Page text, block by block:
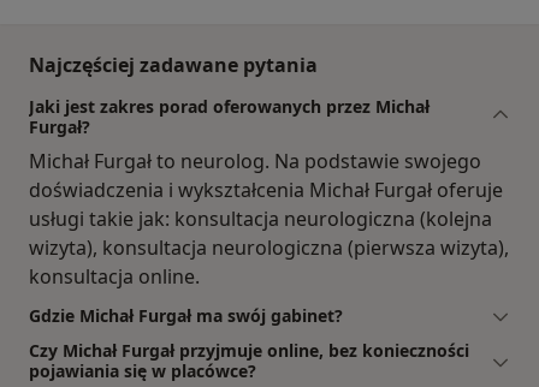
Najczęściej zadawane pytania
Jaki jest zakres porad oferowanych przez Michał
Furgał?
Michał Furgał to neurolog. Na podstawie swojego
doświadczenia i wykształcenia Michał Furgał oferuje
usługi takie jak: konsultacja neurologiczna (kolejna
wizyta), konsultacja neurologiczna (pierwsza wizyta),
konsultacja online.
Gdzie Michał Furgał ma swój gabinet?
Czy Michał Furgał przyjmuje online, bez konieczności
pojawiania się w placówce?